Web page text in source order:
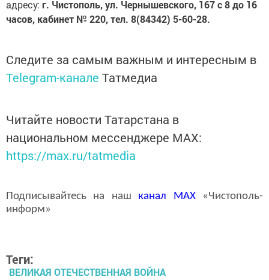
адресу: г. Чистополь, ул. Чернышевского, 167 с 8 до 16
часов, кабинет № 220, тел. 8(84342) 5-60-28.
Следите за самым важным и интересным в
Telegram-канале Татмедиа
Читайте новости Татарстана в
национальном мессенджере MАХ:
https://max.ru/tatmedia
Подписывайтесь на наш канал MAX«Чистополь-
информ»
Теги:
ВЕЛИКАЯ ОТЕЧЕСТВЕННАЯ ВОЙНА